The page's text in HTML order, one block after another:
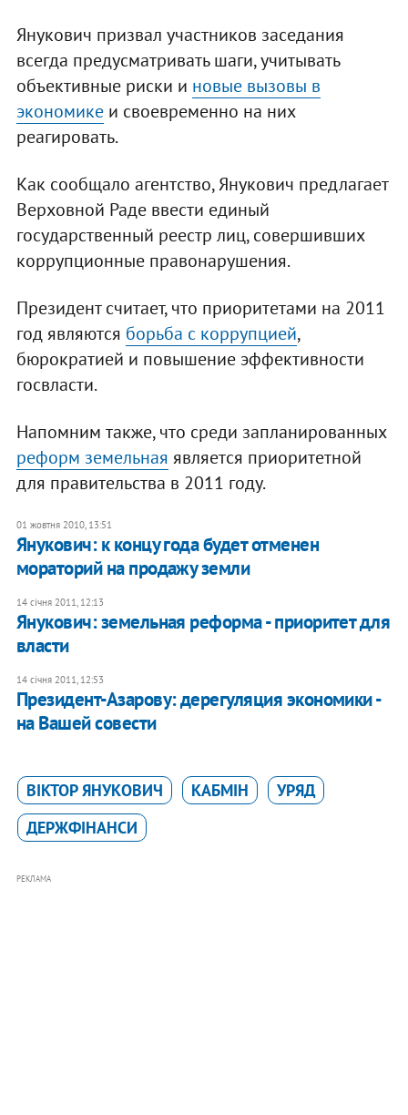
Янукович призвал участников заседания
всегда предусматривать шаги, учитывать
объективные риски и новые вызовы в
экономикеи своевременно на них
реагировать.
Как сообщало агентство, Янукович предлагает
Верховной Раде ввести единый
государственный реестр лиц, совершивших
коррупционные правонарушения.
Президент считает, что приоритетами на 2011
год являются борьба с коррупцией,
бюрократией и повышение эффективности
госвласти.
Напомним также, что среди запланированных
реформ земельная является приоритетной
для правительства в 2011 году.
01 жовтня 2010, 13:51
Янукович: к концу года будет отменен
мораторий на продажу земли
14 січня 2011, 12:13
Янукович: земельная реформа - приоритет для
власти
14 січня 2011, 12:53
Президент-Азарову: дерегуляция экономики -
на Вашей совести
ВІКТОР ЯНУКОВИЧ КАБМІН
УРЯД
ДЕРЖФІНАНСИ
РЕКЛАМА